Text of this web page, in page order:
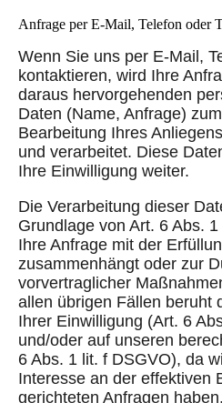
Anfrage per E-Mail, Telefon oder
Wenn Sie uns per E-Mail,
kontaktieren, wird Ihre
daraus hervorgehenden
Daten (Name, Anfrage)
Bearbeitung Ihres
und verarbeitet. Diese
Ihre Einwilligung weiter.
Die Verarbeitung dieser
Grundlage von Art. 6 Abs.
Ihre Anfrage mit der
zusammenhängt oder zur
vorvertraglicher
allen übrigen Fällen beruht
Ihrer Einwilligung (Art. 6
und/oder auf unseren
6 Abs. 1 lit. f DSGVO), da
Interesse an der effektiven
gerichteten Anfragen haben.